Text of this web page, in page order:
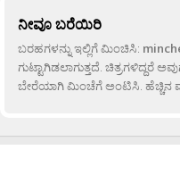
ನೀವೂ ಬರೆಯಿರಿ
ಬರಹಗಳನ್ನು ಇಲ್ಲಿಗೆ ಮಿಂಚಿಸಿ:
ಗುಟ್ಟಾಗಿಡಲಾಗುತ್ತದೆ. ಚಿತ್ರಗಳಿದ್ದರೆ
ಬೇರೆಯಾಗಿ ಮಿಂಚೆಗೆ ಅಂಟಿಸಿ. ಹೆಚ್ಚಿನ